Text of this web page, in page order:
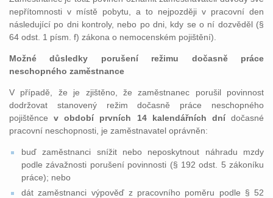
nepřítomnosti v místě pobytu, a to nejpozději v pracovní den
následující po dni kontroly, nebo po dni, kdy se o ní dozvěděl (§
64 odst. 1 písm. f) zákona o nemocenském pojištění).
Možné důsledky porušení režimu dočasně práce
neschopného zaměstnance
V případě, že je zjištěno, že zaměstnanec porušil povinnost
dodržovat stanovený režim dočasně práce neschopného
pojištěncev období prvních 14 kalendářních dnídočasné
pracovní neschopnosti, je zaměstnavatel oprávněn:
buď zaměstnanci snížit nebo neposkytnout náhradu mzdy
podle závažnosti porušení povinnosti (§ 192 odst. 5 zákoníku
práce); nebo
dát zaměstnanci výpověď z pracovního poměru podle § 52